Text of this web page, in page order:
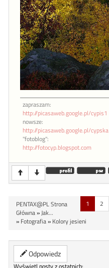
zapraszam:
http://picasaweb.google.pl/cypis1
nowsze:
http://picasaweb.google.pl/cypska
"fotoblog":
http://fotocyp.blogspot.com
1 2
PENTAX@PL Strona
Główna»Jak...
» Fotografia» Kolory jesieni
Odpowiedz